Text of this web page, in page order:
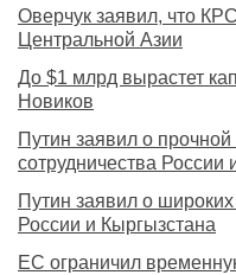
Оверчук заявил, что
Центральной Азии
До $1 млрд вырастет
Новиков
Путин заявил о
сотрудничества России
Путин заявил о
России и Кыргызстана
ЕС ограничил